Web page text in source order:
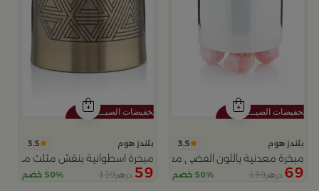
بلندز هوم 3.5
مبخرة معدنية باللون الفضي مع قواعد دائرية من ملاذ
69 درهم139 50% خصم
بلندز هوم 3.5
مبخرة اسطوانية بنقش مثلث من
59 درهم119 50% خصم